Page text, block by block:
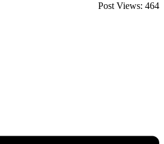
Post Views: 464